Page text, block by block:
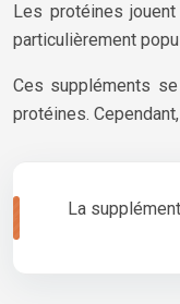
Les protéines
particulièrement
Ces suppléments
protéines.
La